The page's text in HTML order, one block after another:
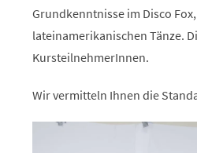
Grundkenntnisse im Disco
lateinamerikanischen Tänze.
KursteilnehmerInnen.
Wir vermitteln Ihnen die